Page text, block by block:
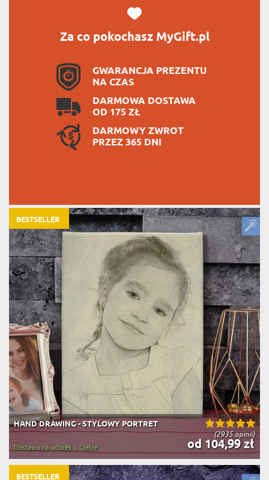
Za co pokochasz MyGift.pl
GWARANCJA PREZENTU
NA CZAS
DARMOWA DOSTAWA
OD 175 ZŁ
DARMOWY ZWROT
PRZEZ 365 DNI
(2935 opinii)
HAND DRAWING - STYLOWY PORTRET
od 104,99 zł
Dostawa na wtorek u Ciebie
BESTSELLER
BESTSELLER